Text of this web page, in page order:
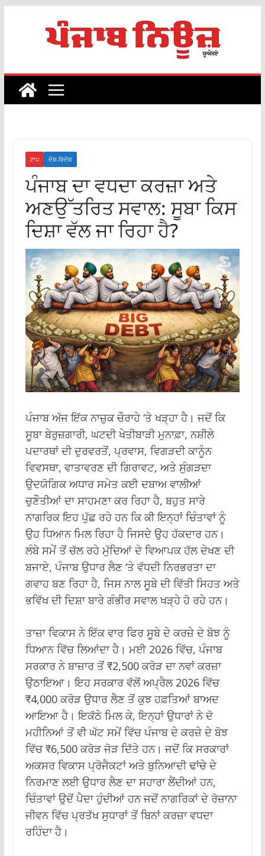
ਟਾਪ ਦੇਸ਼-ਵਿਦੇਸ਼
ਪੰਜਾਬ ਦਾ ਵਧਦਾ ਕਰਜ਼ਾ ਅਤੇ
ਅਣਉੱਤਰਿਤ ਸਵਾਲ: ਸੂਬਾ ਕਿਸ
ਦਿਸ਼ਾ ਵੱਲ ਜਾ ਰਿਹਾ ਹੈ?
ਪੰਜਾਬ ਅੱਜ ਇੱਕ ਨਾਜ਼ੁਕ ਚੌਰਾਹੇ ‘ਤੇ ਖੜ੍ਹਾ ਹੈ। ਜਦੋਂ ਕਿ
ਸੂਬਾ ਬੇਰੁਜ਼ਗਾਰੀ, ਘਟਦੀ ਖੇਤੀਬਾੜੀ ਮੁਨਾਫ਼ਾ, ਨਸ਼ੀਲੇ
ਪਦਾਰਥਾਂ ਦੀ ਦੁਰਵਰਤੋਂ, ਪ੍ਰਵਾਸ, ਵਿਗੜਦੀ ਕਾਨੂੰਨ
ਵਿਵਸਥਾ, ਵਾਤਾਵਰਣ ਦੀ ਗਿਰਾਵਟ, ਅਤੇ ਸੁੰਗੜਦਾ
ਉਦਯੋਗਿਕ ਅਧਾਰ ਸਮੇਤ ਕਈ ਦਬਾਅ ਵਾਲੀਆਂ
ਚੁਣੌਤੀਆਂ ਦਾ ਸਾਹਮਣਾ ਕਰ ਰਿਹਾ ਹੈ, ਬਹੁਤ ਸਾਰੇ
ਨਾਗਰਿਕ ਇਹ ਪੁੱਛ ਰਹੇ ਹਨ ਕਿ ਕੀ ਇਨ੍ਹਾਂ ਚਿੰਤਾਵਾਂ ਨੂੰ
ਉਹ ਧਿਆਨ ਮਿਲ ਰਿਹਾ ਹੈ ਜਿਸਦੇ ਉਹ ਹੱਕਦਾਰ ਹਨ।
ਲੰਬੇ ਸਮੇਂ ਤੋਂ ਚੱਲ ਰਹੇ ਮੁੱਦਿਆਂ ਦੇ ਵਿਆਪਕ ਹੱਲ ਦੇਖਣ ਦੀ
ਬਜਾਏ, ਪੰਜਾਬ ਉਧਾਰ ਲੈਣ ‘ਤੇ ਵੱਧਦੀ ਨਿਰਭਰਤਾ ਦਾ
ਗਵਾਹ ਬਣ ਰਿਹਾ ਹੈ, ਜਿਸ ਨਾਲ ਸੂਬੇ ਦੀ ਵਿੱਤੀ ਸਿਹਤ ਅਤੇ
ਭਵਿੱਖ ਦੀ ਦਿਸ਼ਾ ਬਾਰੇ ਗੰਭੀਰ ਸਵਾਲ ਖੜ੍ਹੇ ਹੋ ਰਹੇ ਹਨ।
ਤਾਜ਼ਾ ਵਿਕਾਸ ਨੇ ਇੱਕ ਵਾਰ ਫਿਰ ਸੂਬੇ ਦੇ ਕਰਜ਼ੇ ਦੇ ਬੋਝ ਨੂੰ
ਧਿਆਨ ਵਿੱਚ ਲਿਆਂਦਾ ਹੈ। ਮਈ 2026 ਵਿੱਚ, ਪੰਜਾਬ
ਸਰਕਾਰ ਨੇ ਬਾਜ਼ਾਰ ਤੋਂ ₹2,500 ਕਰੋੜ ਦਾ ਨਵਾਂ ਕਰਜ਼ਾ
ਉਠਾਇਆ। ਇਹ ਸਰਕਾਰ ਵੱਲੋਂ ਅਪ੍ਰੈਲ 2026 ਵਿੱਚ
₹4,000 ਕਰੋੜ ਉਧਾਰ ਲੈਣ ਤੋਂ ਕੁਝ ਹਫ਼ਤਿਆਂ ਬਾਅਦ
ਆਇਆ ਹੈ। ਇਕੱਠੇ ਮਿਲ ਕੇ, ਇਨ੍ਹਾਂ ਉਧਾਰਾਂ ਨੇ ਦੋ
ਮਹੀਨਿਆਂ ਤੋਂ ਵੀ ਘੱਟ ਸਮੇਂ ਵਿੱਚ ਪੰਜਾਬ ਦੇ ਕਰਜ਼ੇ ਦੇ ਬੋਝ
ਵਿੱਚ ₹6,500 ਕਰੋੜ ਜੋੜ ਦਿੱਤੇ ਹਨ। ਜਦੋਂ ਕਿ ਸਰਕਾਰਾਂ
ਅਕਸਰ ਵਿਕਾਸ ਪ੍ਰੋਜੈਕਟਾਂ ਅਤੇ ਬੁਨਿਆਦੀ ਢਾਂਚੇ ਦੇ
ਨਿਰਮਾਣ ਲਈ ਉਧਾਰ ਲੈਣ ਦਾ ਸਹਾਰਾ ਲੈਂਦੀਆਂ ਹਨ,
ਚਿੰਤਾਵਾਂ ਉਦੋਂ ਪੈਦਾ ਹੁੰਦੀਆਂ ਹਨ ਜਦੋਂ ਨਾਗਰਿਕਾਂ ਦੇ ਰੋਜ਼ਾਨਾ
ਜੀਵਨ ਵਿੱਚ ਪ੍ਰਤੱਖ ਸੁਧਾਰਾਂ ਤੋਂ ਬਿਨਾਂ ਕਰਜ਼ਾ ਵਧਦਾ
ਰਹਿੰਦਾ ਹੈ।